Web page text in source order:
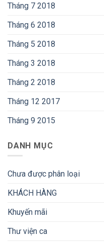
Tháng 7 2018
Tháng 6 2018
Tháng 5 2018
Tháng 3 2018
Tháng 2 2018
Tháng 12 2017
Tháng 9 2015
DANH MỤC
Chưa được phân loại
KHÁCH HÀNG
Khuyến mãi
Thư viện ca